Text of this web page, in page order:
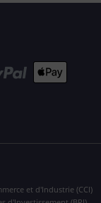
et d'Industrie (CCI)